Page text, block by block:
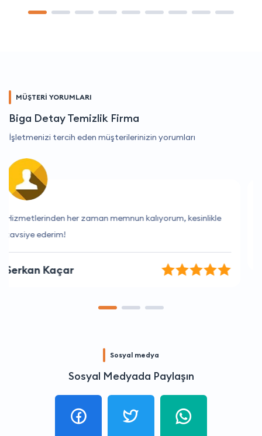
MÜŞTERİ YORUMLARI
Biga Detay Temizlik Firma
İşletmenizi tercih eden müşterilerinizin yorumları
Hızlı ve etkili çözüm sunuyorlar.
Melis Taşdemir
Sosyal medya
Sosyal Medyada Paylaşın